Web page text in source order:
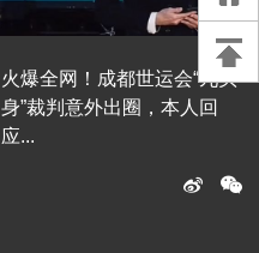
火爆全网！成都世运会“九头
身”裁判意外出圈，本人回
应...